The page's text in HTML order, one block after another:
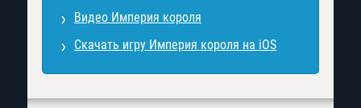
Видео Империя короля
Скачать игру Империя короля на iOS